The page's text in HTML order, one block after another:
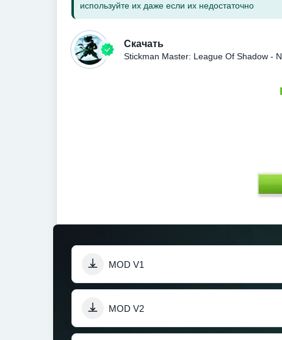
используйте их даже если их недостаточно
Скачать
Stickman Master: League Of Shadow -
MOD V1
MOD V2